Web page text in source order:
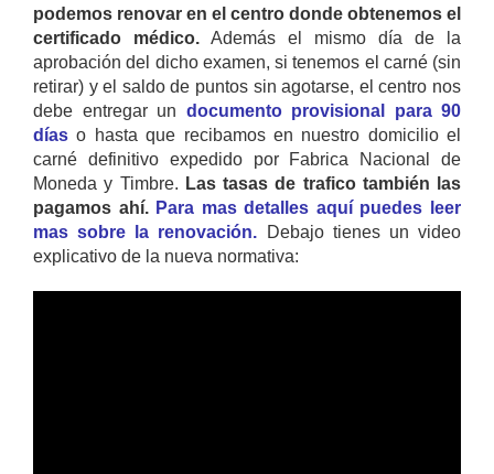
podemos renovar en el centro donde obtenemos el
certificado médico. Además el mismo día de la
aprobación del dicho examen, si tenemos el carné (sin
retirar) y el saldo de puntos sin agotarse, el centro nos
debe entregar un documento provisional para 90
días o hasta que recibamos en nuestro domicilio el
carné definitivo expedido por Fabrica Nacional de
Moneda y Timbre. Las tasas de trafico también las
pagamos ahí. Para mas detalles aquí puedes leer
mas sobre la renovación. Debajo tienes un video
explicativo de la nueva normativa: